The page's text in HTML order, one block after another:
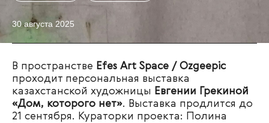
30 августа 2025
В пространстве Efes Art Space / Ozgeepic
проходит персональная выставка
казахстанской художницы Евгении Грекиной
«Дом, которого нет». Выставка продлится до
21 сентября. Кураторки проекта: Полина